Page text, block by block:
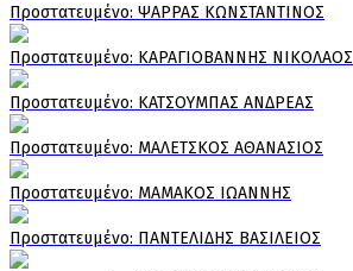
Πρoστατευμένο: ΨΑΡΡΑΣ ΚΩΝΣΤΑΝΤΙΝΟΣ
Πρoστατευμένο: ΚΑΡΑΓΙΟΒΑΝΝΗΣ ΝΙΚΟΛΑΟΣ
Πρoστατευμένο: ΚΑΤΣΟΥΜΠΑΣ ΑΝΔΡΕΑΣ
Πρoστατευμένο: ΜΑΛΕΤΣΚΟΣ ΑΘΑΝΑΣΙΟΣ
Πρoστατευμένο: ΜΑΜΑΚΟΣ ΙΩΑΝΝΗΣ
Πρoστατευμένο: ΠΑΝΤΕΛΙΔΗΣ ΒΑΣΙΛΕΙΟΣ